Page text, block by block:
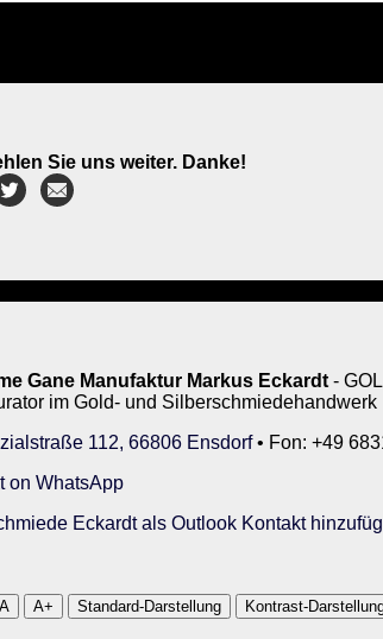
Sie uns weiter. Danke!
Gane Manufaktur Markus Eckardt -
im Gold- und Silberschmiedehandwerk
112, 66806 Ensdorf• Fon: +49
Eckardt als Outlook Kontakt
A A+ Standard-Darstellung Kontrast-